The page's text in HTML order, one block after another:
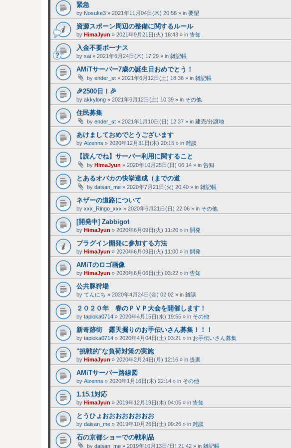
緊急
by Nosuke3 » 2021年11月04日(木) 20:58 » in 要望
資源スポーン周辺の整備に関するルール
by HimaJyun » 2021年9月21日(火) 16:43 » in 告知
入金不要ボーナス
by sai » 2021年6月24日(木) 17:29 » in 雑記帳
AMiTサーバー7歳の誕生日おめでとう！
by ender_st » 2021年6月12日(土) 18:36 » in 雑記帳
🎉2500日！🎉
by akkylong » 2021年6月12日(土) 10:39 » in その他
住民募集
by ender_st » 2021年1月10日(日) 12:37 » in 建売/分譲地
あけましておめでとうございます
by Aizenns » 2020年12月31日(木) 20:15 » in 雑談
【読んでね】サーバー利用に関すること
by HimaJyun » 2020年10月25日(日) 06:14 » in 告知
とあるオバカの快挙達成（までの道
by daisan_me » 2020年7月21日(火) 20:40 » in 雑記帳
ネザーの道路について
by xxx_Ringo_xxx » 2020年6月21日(日) 22:06 » in その他
[開発中] Zabbigot
by HimaJyun » 2020年6月09日(火) 11:20 » in 開発
プラグイン開発に参加する方法
by HimaJyun » 2020年6月09日(火) 11:00 » in 開発
AMiTのロゴ画像
by HimaJyun » 2020年6月06日(土) 03:22 » in 告知
公共豚狩場
by てんにち » 2020年4月24日(金) 02:02 » in 雑談
２０２０年 春のＰＶＰ大会を開催します！
by tapioka0714 » 2020年4月15日(水) 19:55 » in その他
新奇跡街 露天掘りのお手伝いさん募集！！！
by tapioka0714 » 2020年4月04日(土) 03:21 » in お手伝いさん募集
"挑戦的"な負荷対策の実施
by HimaJyun » 2020年2月24日(月) 12:16 » in 提案
AMiTサーバー路線図
by Aizenns » 2020年1月16日(木) 22:14 » in その他
1.15.1対応
by HimaJyun » 2019年12月19日(木) 04:05 » in 告知
とうひょおおおおおおおお
by daisan_me » 2019年10月26日(土) 09:26 » in 雑談
石の京都ショーでの戦利品
by daisan_me » 2019年10月13日(日) 21:42 » in 雑記帳